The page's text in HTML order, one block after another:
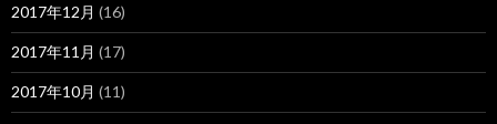
2017年12月 (16)
2017年11月 (17)
2017年10月 (11)